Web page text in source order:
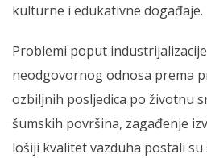
kulturne i edukativne događaje.
Problemi poput
neodgovornog odnosa prema
ozbiljnih posljedica po životnu
šumskih površina, zagađenje
lošiji kvalitet vazduha postali su